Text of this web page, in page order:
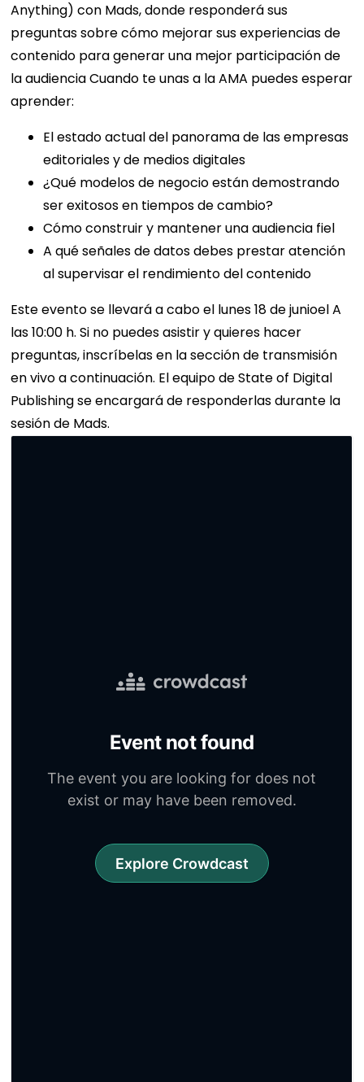
Anything) con Mads, donde responderá sus
preguntas sobre cómo mejorar sus experiencias de
contenido para generar una mejor participación de
la audienciaCuando te unas a la AMA puedes esperar
aprender:
El estado actual del panorama de las empresas
editoriales y de medios digitales
¿Qué modelos de negocio están demostrando
ser exitosos en tiempos de cambio?
Cómo construir y mantener una audiencia fiel
A qué señales de datos debes prestar atención
al supervisar el rendimiento del contenido
Este evento se llevará a cabo el lunes 18 de junioelA
las 10:00 h. Si no puedes asistir y quieres hacer
preguntas, inscríbelas en la sección de transmisión
en vivo a continuación. El equipo de State of Digital
Publishing se encargará de responderlas durante la
sesión de Mads.